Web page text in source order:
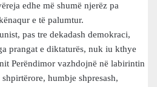
edhe më shumë njerëz pa
e të palumtur.
pas tre dekadash demokraci,
prangat e diktaturës, nuk iu kthye
Perëndimor vazhdojnë në labirintin
humbje shpresash,